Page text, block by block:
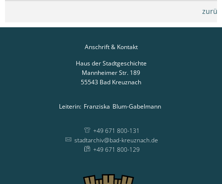
Anschrift & Kontakt
Haus der Stadtgeschichte
Mannheimer Str. 189
55543 Bad Kreuznach
Leiterin: Franziska Blum-Gabelmann
+49 671 800-131
stadtarchiv@bad-kreuznach.de
+49 671 800-129